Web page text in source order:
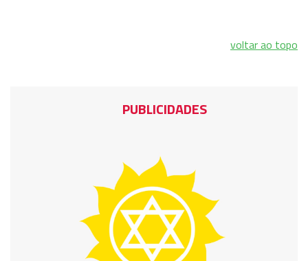
voltar ao topo
PUBLICIDADES